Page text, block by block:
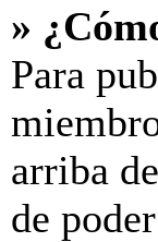
»
Para
arriba
de